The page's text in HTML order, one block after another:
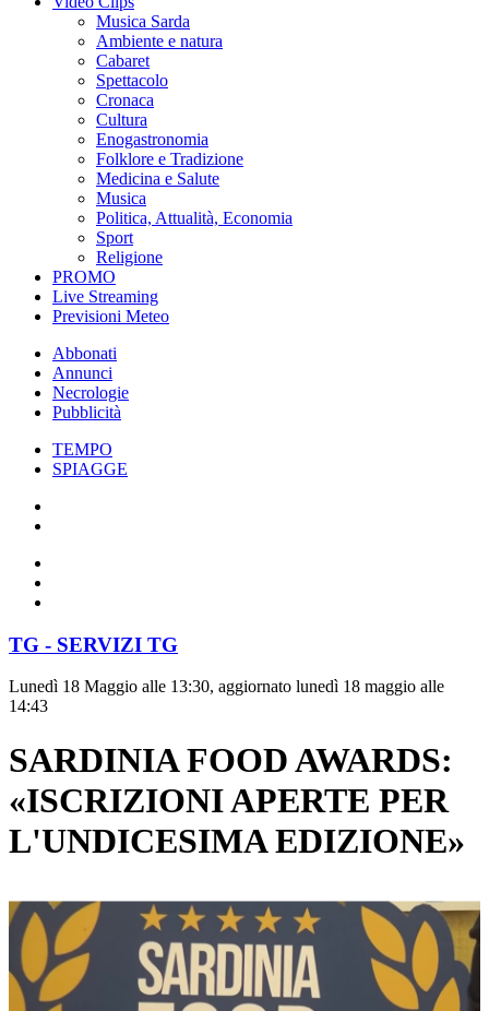
Musica Sarda
Ambiente e natura
Cabaret
Spettacolo
Cronaca
Cultura
Enogastronomia
Folklore e Tradizione
Medicina e Salute
Musica
Politica, Attualità, Economia
Sport
Religione
PROMO
Live Streaming
Previsioni Meteo
Abbonati
Annunci
Necrologie
Pubblicità
TEMPO
SPIAGGE
TG - SERVIZI TG
Lunedì 18 Maggio alle 13:30, aggiornato lunedì 18 maggio alle
14:43
SARDINIA FOOD AWARDS:
«ISCRIZIONI APERTE PER
L'UNDICESIMA EDIZIONE»